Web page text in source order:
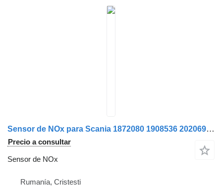
Sensor de NOx para Scania 1872080 1908536 2020691 2247379 2296799 1732461 1782596 camión
Precio a consultar
Sensor de NOx
Rumanía, Cristesti